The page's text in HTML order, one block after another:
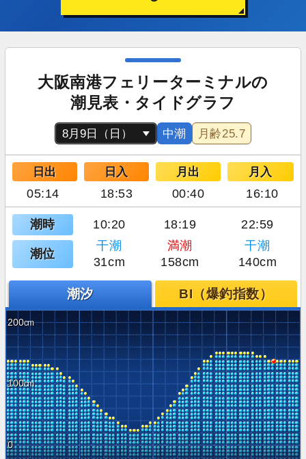
大阪南港フェリーターミナルの
潮見表・タイドグラフ
中潮 月齢25.7
日出 日入 月出 月入
05:14 18:53 00:40 16:10
潮時 10:20 18:19 22:59
潮位
干潮 満潮
干潮
31cm
158cm 140cm
潮汐 BI（爆釣指数）
200
100
0